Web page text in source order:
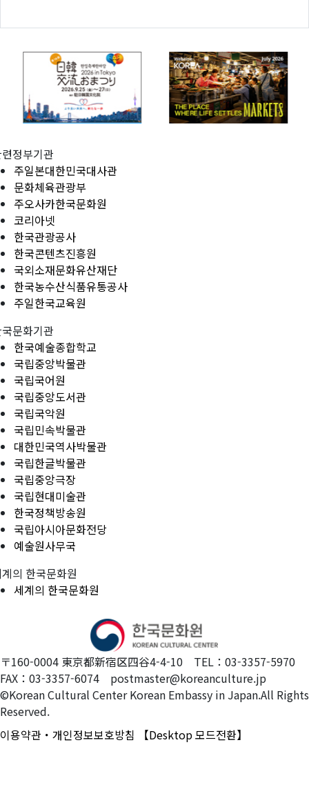
정부기관
주일본대한민국대사관
문화체육관광부
주오사카한국문화원
코리아넷
한국관광공사
한국콘텐츠진흥원
국외소재문화유산재단
한국농수산식품유통공사
주일한국교육원
문화기관
한국예술종합학교
국립중앙박물관
국립국어원
국립중앙도서관
국립국악원
국립민속박물관
대한민국역사박물관
국립한글박물관
국립중앙극장
국립현대미술관
한국정책방송원
국립아시아문화전당
예술원사무국
의 한국문화원
세계의 한국문화원
〒160-0004 東京都新宿区四谷4-4-10 TEL：03-3357-5970
FAX：03-3357-6074 postmaster@koreanculture.jp
©Korean Cultural Center Korean Embassy in Japan.All Rights
Reserved.
이용약관・개인정보보호방침
【Desktop 모드전환】